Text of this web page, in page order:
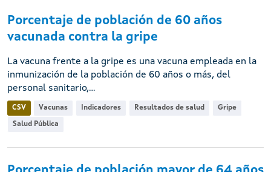
Porcentaje de población de 60 años
vacunada contra la gripe
La vacuna frente a la gripe es una vacuna empleada en la
inmunización de la población de 60 años o más, del
personal sanitario,...
CSV Vacunas Indicadores Resultados de salud Gripe
Salud Pública